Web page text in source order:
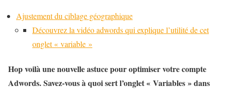
Ajustement du ciblage géographique
Découvrez la vidéo adwords qui explique l’utilité de cet
onglet « variable »
Hop voilà une nouvelle astuce pour optimiser votre compte
Adwords. Savez-vous à quoi sert l’onglet « Variables » dans